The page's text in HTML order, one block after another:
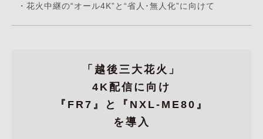
・ 花火中継の“オール4K”と“省人･無人化”に向けて
「越後三大花火」
4K配信に向け
『FR7』と『NXL-ME80』
を導入